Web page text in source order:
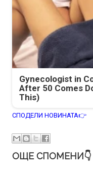
Gynecologist in
After 50 Comes
This)
СПОДЕЛИ НОВИНАТА👉
ОЩЕ СПОМЕНИ👇